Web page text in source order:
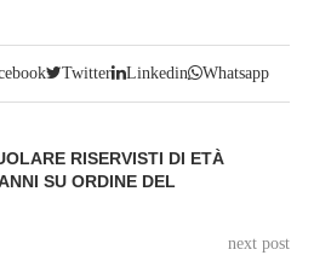
Twitter Linkedin Whatsapp
RISERVISTI DI ETÀ
SU ORDINE DEL
next post